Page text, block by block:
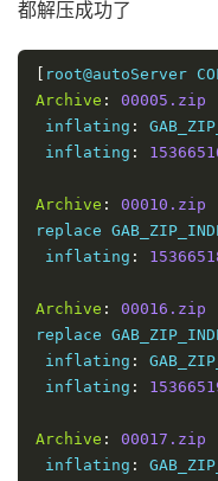
都解压成功了
root@autoServer
Archive :
00005.zip
inflating :
inflating :
Archive :
00010.zip
replace
inflating :
Archive :
00016.zip
replace
inflating :
inflating :
Archive :
00017.zip
inflating :